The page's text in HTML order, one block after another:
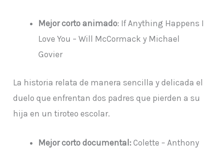
Mejor corto animado: If Anything Happens I
Love You – Will McCormack y Michael
Govier
La historia relata de manera sencilla y delicada el
duelo que enfrentan dos padres que pierden a su
hija en un tiroteo escolar.
Mejor corto documental:Colette – Anthony